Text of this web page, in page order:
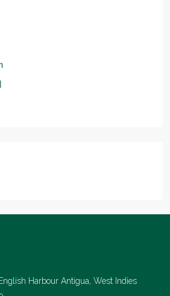
Harbour Antigua, West Indies